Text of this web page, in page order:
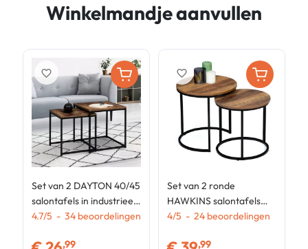
Winkelmandje aanvullen
Set van 2 DAYTON 40/45
salontafels in industrieel
ontwerp met dikke
effect
4.7/5 - 34 beoordelingen
,99
favorite_border
Set van 2 ronde
HAWKINS salontafels
40/45 in donker hout,
4/5 - 24 beoordelingen
,99
favorite_border